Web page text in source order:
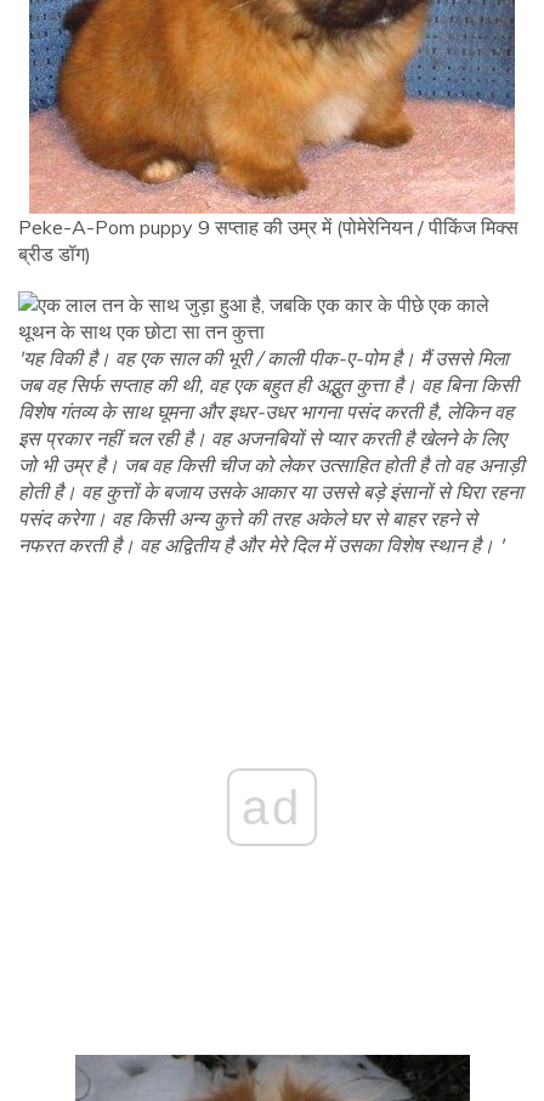
Peke-A-Pom puppy 9 सप्ताह की उम्र में (पोमेरेनियन / पीकिंज मिक्स
ब्रीड डॉग)
'यह विकी है। वह एक साल की भूरी / काली पीक-ए-पोम है। मैं उससे मिला
जब वह सिर्फ सप्ताह की थी, वह एक बहुत ही अद्भुत कुत्ता है। वह बिना किसी
विशेष गंतव्य के साथ घूमना और इधर-उधर भागना पसंद करती है, लेकिन वह
इस प्रकार नहीं चल रही है। वह अजनबियों से प्यार करती है खेलने के लिए
जो भी उम्र है। जब वह किसी चीज को लेकर उत्साहित होती है तो वह अनाड़ी
होती है। वह कुत्तों के बजाय उसके आकार या उससे बड़े इंसानों से घिरा रहना
पसंद करेगा। वह किसी अन्य कुत्ते की तरह अकेले घर से बाहर रहने से
नफरत करती है। वह अद्वितीय है और मेरे दिल में उसका विशेष स्थान है। '
ad